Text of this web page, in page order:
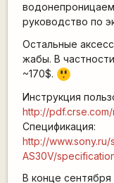
руководство по
Остальные
жабы. В
~170$.
=8
O
Инструкция
http://
Спецификация:
http://
AS30V/
В конце